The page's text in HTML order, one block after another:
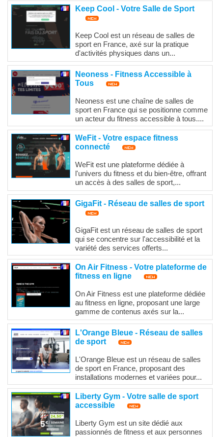
Keep Cool - Votre Salle de Sport
Keep Cool est un réseau de salles de
sport en France, axé sur la pratique
d'activités physiques dans un...
Neoness - Fitness Accessible à
Tous
Neoness est une chaîne de salles de
sport en France qui se positionne comme
un acteur du fitness accessible à tous....
WeFit - Votre espace fitness
connecté
WeFit est une plateforme dédiée à
l'univers du fitness et du bien-être, offrant
un accès à des salles de sport,...
GigaFit - Réseau de salles de sport
GigaFit est un réseau de salles de sport
qui se concentre sur l'accessibilité et la
variété des services offerts...
On Air Fitness - Votre plateforme de
fitness en ligne
On Air Fitness est une plateforme dédiée
au fitness en ligne, proposant une large
gamme de contenus axés sur la...
L'Orange Bleue - Réseau de salles
de sport
L'Orange Bleue est un réseau de salles
de sport en France, proposant des
installations modernes et variées pour...
Liberty Gym - Votre salle de sport
accessible
Liberty Gym est un site dédié aux
passionnés de fitness et aux personnes